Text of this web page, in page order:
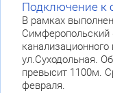
Подключение к
В рамках
Симферопольский
ул.Суходольная.
превысит 1100м.
февраля.